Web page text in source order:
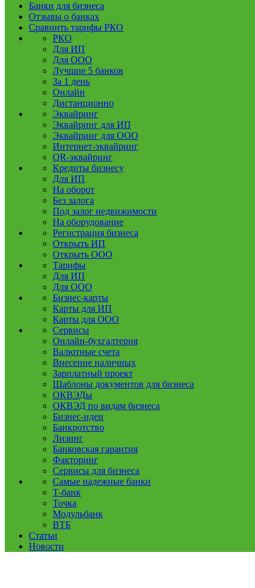
Банки для бизнеса
Отзывы о банках
Сравнить тарифы РКО
РКО
Для ИП
Для ООО
Лучшие 5 банков
За 1 день
Онлайн
Дистанционно
Эквайринг
Эквайринг для ИП
Эквайринг для ООО
Интернет-эквайринг
QR-эквайринг
Кредиты бизнесу
Для ИП
На оборот
Без залога
Под залог недвижимости
На оборудование
Регистрация бизнеса
Открыть ИП
Открыть ООО
Тарифы
Для ИП
Для ООО
Бизнес-карты
Карты для ИП
Карты для ООО
Сервисы
Онлайн-бухгалтерия
Валютные счета
Внесение наличных
Зарплатный проект
Шаблоны документов для бизнеса
ОКВЭДы
ОКВЭД по видам бизнеса
Бизнес-идеи
Банкротство
Лизинг
Банковская гарантия
Факторинг
Сервисы для бизнеса
Самые надежные банки
Т-банк
Точка
Модульбанк
ВТБ
Статьи
Новости